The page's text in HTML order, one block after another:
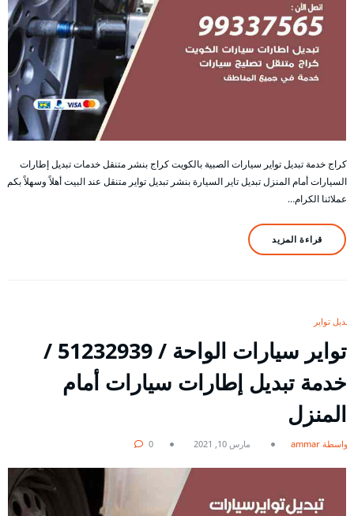
كراج خدمة تبديل تواير سيارات الصبية بالكويت كراج بنشر متنقل خدمات تبديل إطارات
السيارات أمام المنزل تبديل تاير السيارة بنشر تبديل تواير متنقل عند البيت أهلاً وسهلاً بكم
عملائنا الكرام…
قراءة المزيد
تبديل تواير
تواير سيارات الواحة / 51232939‬ /
خدمة تبديل إطارات سيارات أمام
المنزل
بواسطة ammar مارس 10, 2021 0